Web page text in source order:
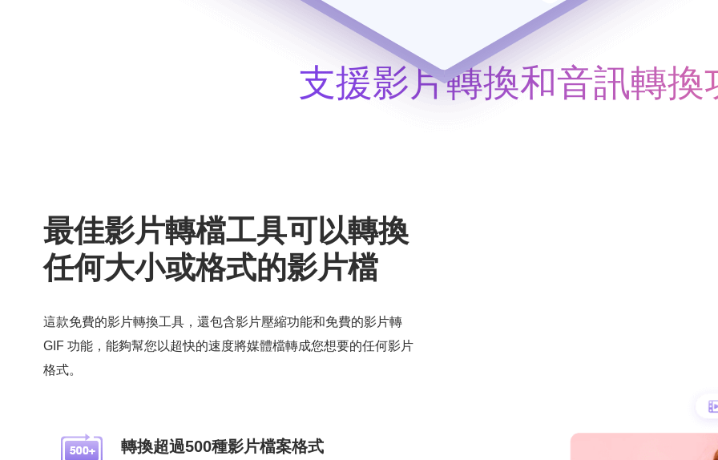
支援影片轉換和音訊轉換
最佳影片轉檔工具可以轉換
任何大小或格式的影片檔
這款免費的影片轉換工具，還包含影片壓縮功能和免費的影片轉
GIF 功能，能夠幫您以超快的速度將媒體檔轉成您想要的任何影片
格式。
轉換超過500種影片檔案格式